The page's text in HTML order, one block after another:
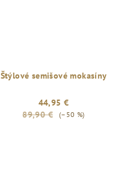
Štýlové semišové mokasíny
44,95 €
89,90 €
(–50 %)